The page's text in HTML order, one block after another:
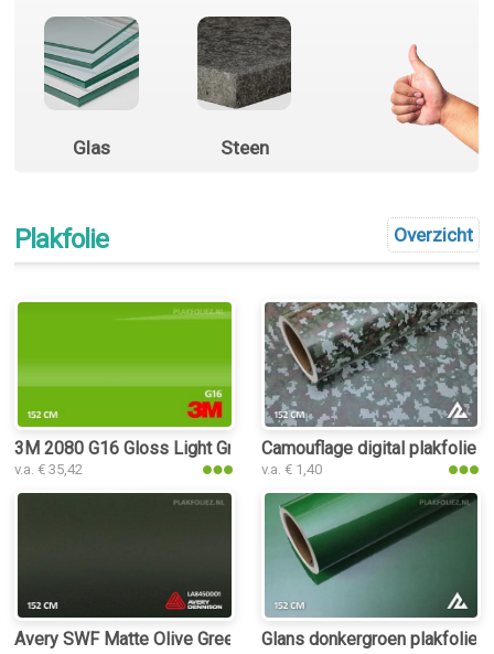
Glas Steen
Overzicht
Plakfolie
3M 2080 G16 Gloss Light Green plakfolie
v.a. € 35,42
Camouflage digital plakfolie
v.a. € 1,40
Avery SWF Matte Olive Green plakfolieGlans donkergroen plakfolie